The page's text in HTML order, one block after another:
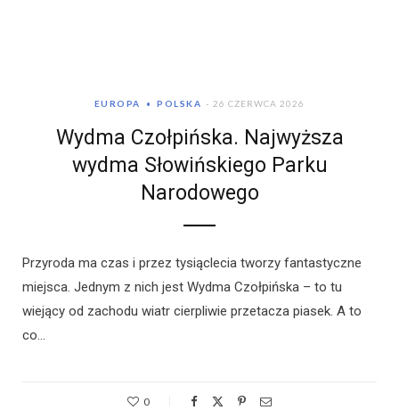
EUROPA POLSKA 26 CZERWCA 2026
Wydma Czołpińska. Najwyższa
wydma Słowińskiego Parku
Narodowego
Przyroda ma czas i przez tysiąclecia tworzy fantastyczne
miejsca. Jednym z nich jest Wydma Czołpińska – to tu
wiejący od zachodu wiatr cierpliwie przetacza piasek. A to
co…
0